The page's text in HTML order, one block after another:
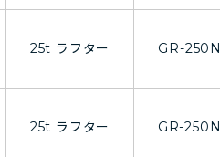
25t ラフター GR-
25t ラフター GR-